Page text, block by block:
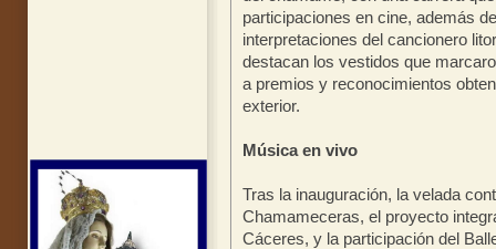
participaciones en cine, además
interpretaciones del cancionero
destacan los vestidos que
a premios y reconocimientos
exterior.
Música en vivo
Tras la inauguración, la velada
Chamameceras, el proyecto
Cáceres, y la participación del